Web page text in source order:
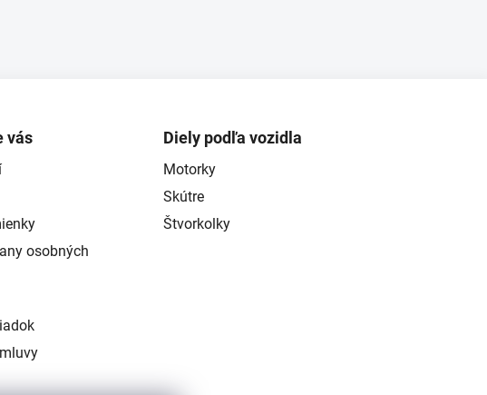
vás
osobných
Diely podľa vozidla
Motorky
Skútre
Štvorkolky